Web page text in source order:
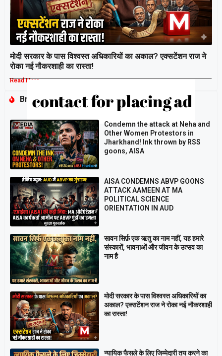
मोदी सरकार के पास विश्वस्त अधिकारियों का अकाल? एक्सटेंशन राज ने
रोका नई नौकरशाही का रास्ता!
Read More »
Breaking
Condemn the attack at Neha and
Other Women Protestors in
Jharkhand! Ink thrown by RSS
goons, AISA
AISA CONDEMNS ABVP GOONS
ATTACK AAMEEN AT MA
POLITICAL SCIENCE
ORIENTATION IN AUD
सावन सिर्फ़ एक ऋतु का नाम नहीं, यह हमारे
संस्कारों, भावनाओं और जीवन के उत्सव का
नाम है
मोदी सरकार के पास विश्वस्त अधिकारियों का
अकाल? एक्सटेंशन राज ने रोका नई नौकरशाही
का रास्ता!
न्यायिक फैसले के लिए जिम्मेदारी तय करने का